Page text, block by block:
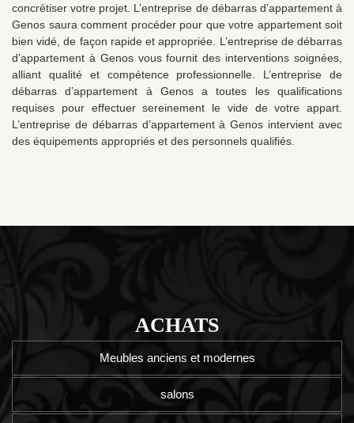
concrétiser votre projet. L’entreprise de débarras d’appartement à
Genos saura comment procéder pour que votre appartement soit
bien vidé, de façon rapide et appropriée. L’entreprise de débarras
d’appartement à Genos vous fournit des interventions soignées,
alliant qualité et compétence professionnelle. L’entreprise de
débarras d’appartement à Genos a toutes les qualifications
requises pour effectuer sereinement le vide de votre appart.
L’entreprise de débarras d’appartement à Genos intervient avec
des équipements appropriés et des personnels qualifiés.
ACHATS
Meubles anciens et modernes
salons